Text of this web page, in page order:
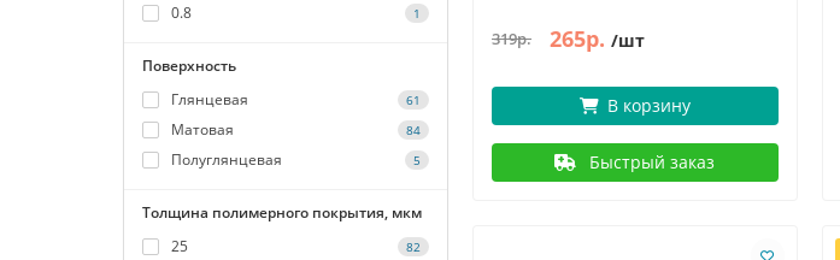
0.8 1
Поверхность
Глянцевая
61
Матовая 84
Полуглянцевая 5
Толщина полимерного покрытия, мкм
25
82
319р. 265р. /шт
В корзину
Быстрый заказ